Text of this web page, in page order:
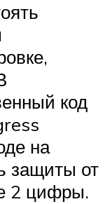
код
на
защиты от
2 цифры.